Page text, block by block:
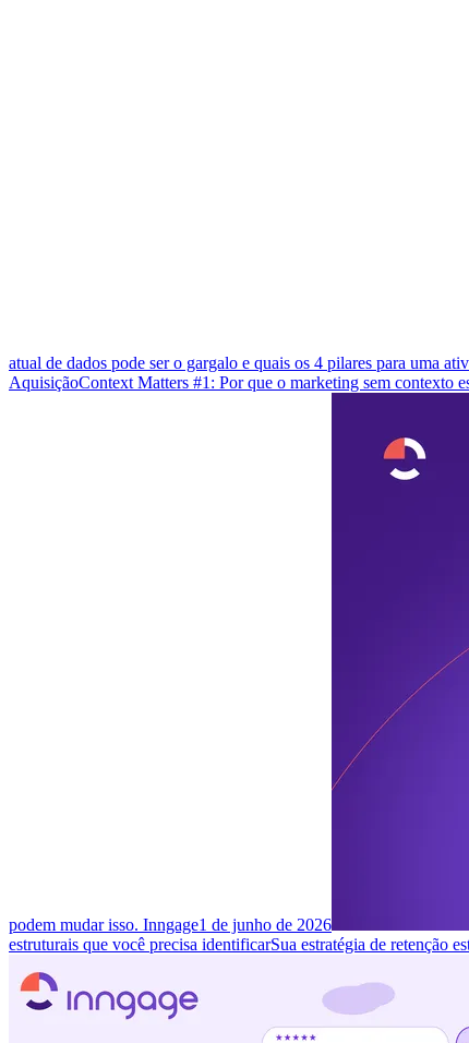
atual de dados pode ser o gargalo e quais os 4 pilares para uma
AquisiçãoContext Matters #1: Por que o marketing sem contexto
podem mudar isso. Inngage1 de junho de 2026
estruturais que você precisa identificarSua estratégia de retenção